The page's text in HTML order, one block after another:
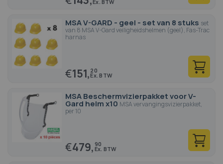
MSA V-GARD - geel - set van 8 stuks set
van 8 MSA V-Gard veiligheidshelmen (geel), Fas-Trac
harnas
€151,20
MSA Beschermvizierpakket voor V-
Gard helm x10 MSA vervangingsvizierpakket,
per 10
€479, 90